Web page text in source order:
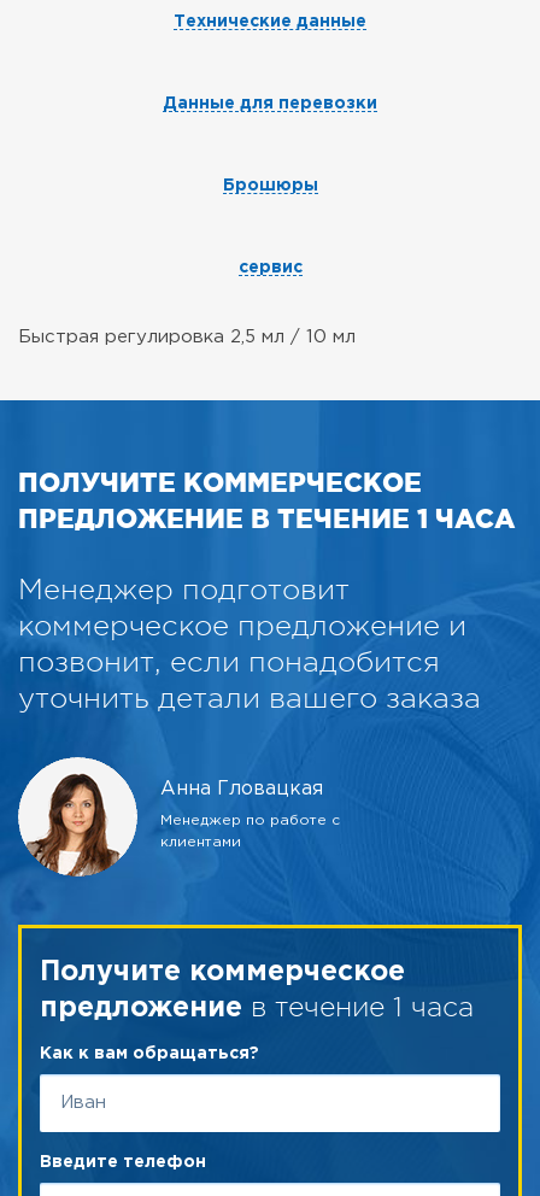
Технические данные
Данные для перевозки
Брошюры
сервис
Быстрая регулировка 2,5 мл / 10 мл
ПОЛУЧИТЕ КОММЕРЧЕСКОЕ
ПРЕДЛОЖЕНИЕ В ТЕЧЕНИЕ 1 ЧАСА
Менеджер подготовит
коммерческое предложение и
позвонит, если понадобится
уточнить детали вашего заказа
Анна Гловацкая
Менеджер по работе с
клиентами
Получите коммерческое
предложение в течение 1 часа
Как к вам обращаться?
Введите телефон